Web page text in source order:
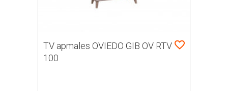
TV apmales OVIEDO GIB OV RTV
100